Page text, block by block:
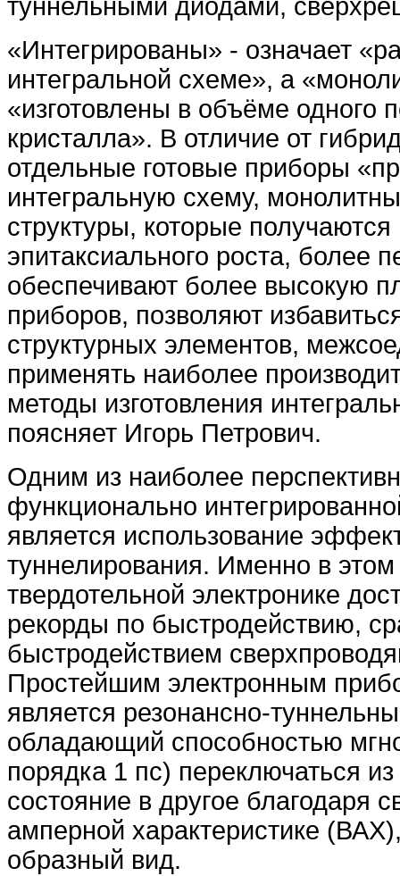
туннельными диодами,
«Интегрированы» - означает
интегральной схеме», а
«изготовлены в объёме одного
кристалла». В отличие от
отдельные готовые приборы
интегральную схему,
структуры, которые
эпитаксиального роста, более
обеспечивают более высокую
приборов, позволяют
структурных элементов,
применять наиболее
методы изготовления
поясняет Игорь Петрович.
Одним из наиболее
функционально
является использование
туннелирования. Именно в
твердотельной электронике
рекорды по быстродействию,
быстродействием
Простейшим электронным
является резонансно-
обладающий способностью
порядка 1 пс) переключаться из
состояние в другое благодаря
амперной характеристике
образный вид.